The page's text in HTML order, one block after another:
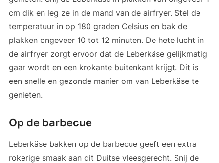
cm dik en leg ze in de mand van de airfryer. Stel de
temperatuur in op 180 graden Celsius en bak de
plakken ongeveer 10 tot 12 minuten. De hete lucht in
de airfryer zorgt ervoor dat de Leberkäse gelijkmatig
gaar wordt en een krokante buitenkant krijgt. Dit is
een snelle en gezonde manier om van Leberkäse te
genieten.
Op de barbecue
Leberkäse bakken op de barbecue geeft een extra
rokerige smaak aan dit Duitse vleesgerecht. Snij de